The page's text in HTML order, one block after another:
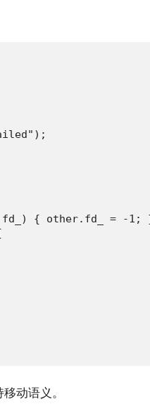
{ other.fd_ = -1;
动语义。